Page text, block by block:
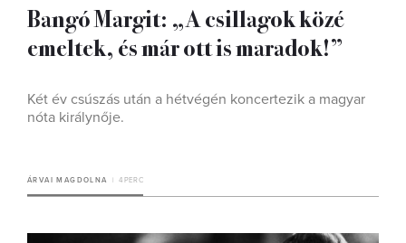
Bangó Margit: „A csillagok közé
emeltek, és már ott is maradok!”
Két év csúszás után a hétvégén koncertezik a magyar
nóta királynője.
ÁRVAI MAGDOLNA 4 PERC